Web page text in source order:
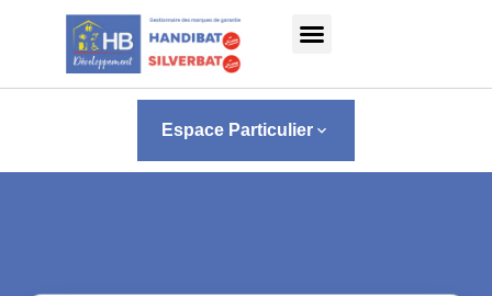
Panneau de gestion des cookies
Espace Particulier keyboard_arrow_down